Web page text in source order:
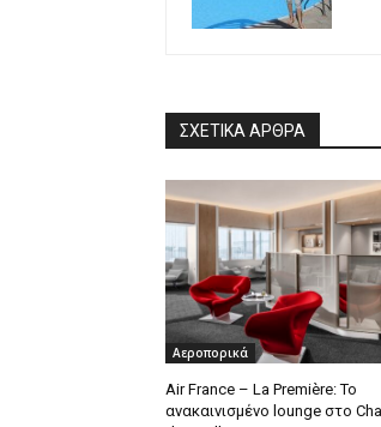
ΣΧΕΤΙΚΑ ΑΡΘΡΑ
Αεροπορικά
Air France – La Première: Το
ανακαινισμένο lounge στο